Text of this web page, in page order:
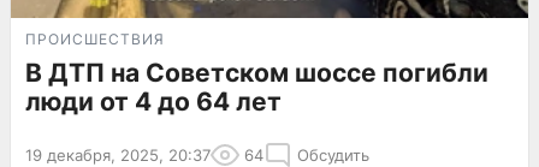
ПРОИСШЕСТВИЯ
В ДТП на Советском шоссе погибли
люди от 4 до 64 лет
19 декабря, 2025, 20:37 64 Обсудить